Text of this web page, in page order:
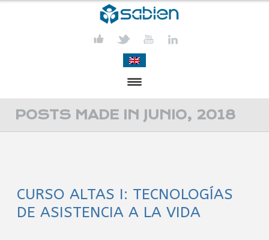
PRESENTACIÓN
ACTIVIDADES
COMUNICACIÓN
POSTS MADE IN JUNIO, 2018
CURSO ALTAS I: TECNOLOGÍAS
DE ASISTENCIA A LA VIDA